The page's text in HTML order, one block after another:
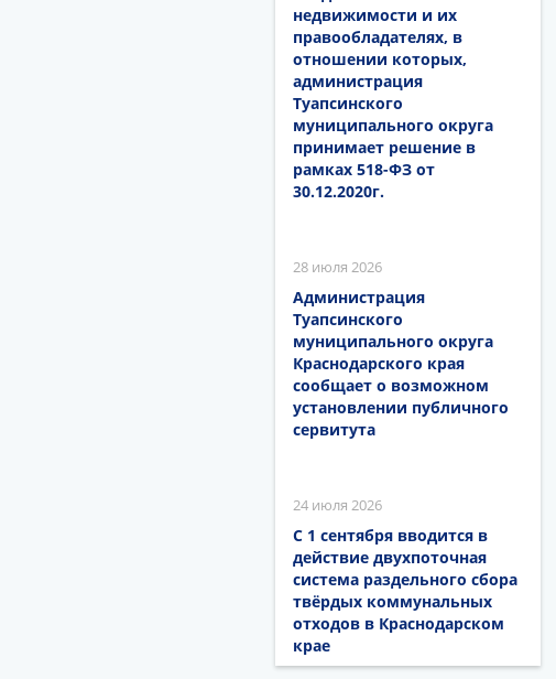
недвижимости и их
правообладателях, в
отношении которых,
администрация
Туапсинского
муниципального округа
принимает решение в
рамках 518-ФЗ от
30.12.2020г.
28 июля 2026
Администрация
Туапсинского
муниципального округа
Краснодарского края
сообщает о возможном
установлении публичного
сервитута
24 июля 2026
С 1 сентября вводится в
действие двухпоточная
система раздельного сбора
твёрдых коммунальных
отходов в Краснодарском
крае